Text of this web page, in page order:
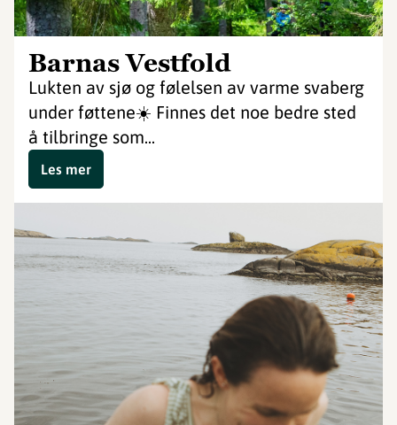
Barnas Vestfold
Lukten av sjø og følelsen av varme svaberg
under føttene☀️ Finnes det noe bedre sted
å tilbringe som...
Les mer